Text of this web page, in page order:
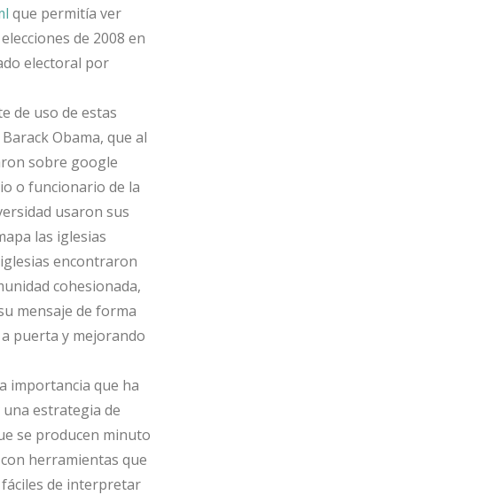
que permitía ver
de 2008 en
electoral por
de uso de estas
Obama, que al
sobre google
o funcionario de la
usaron sus
las iglesias
encontraron
cohesionada,
mensaje de forma
puerta y mejorando
importancia que ha
estrategia de
se producen minuto
herramientas que
de interpretar